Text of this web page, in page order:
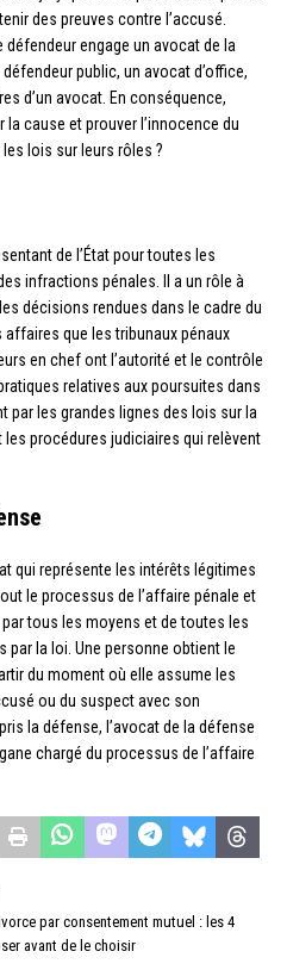
des preuves contre l’accusé.
défendeur engage un avocat de la
public, un avocat d’office,
d’un avocat. En conséquence,
la cause et prouver l’innocence du
lois sur leurs rôles ?
de l’État pour toutes les
infractions pénales. Il a un rôle à
décisions rendues dans le cadre du
que les tribunaux pénaux
en chef ont l’autorité et le contrôle
relatives aux poursuites dans
par les grandes lignes des lois sur la
procédures judiciaires qui relèvent
qui représente les intérêts légitimes
le processus de l’affaire pénale et
tous les moyens et de toutes les
la loi. Une personne obtient le
du moment où elle assume les
ou du suspect avec son
la défense, l’avocat de la défense
chargé du processus de l’affaire
par consentement mutuel : les 4
avant de le choisir